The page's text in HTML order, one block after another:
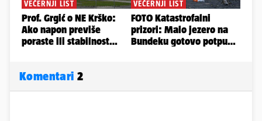
Komentari 2